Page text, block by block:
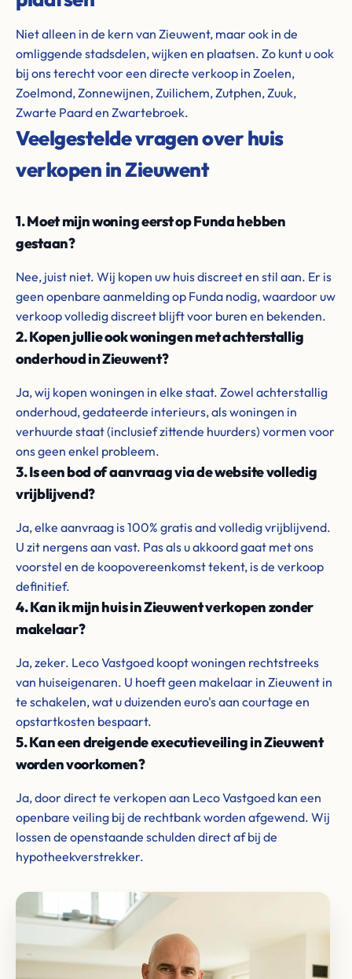
Niet alleen in de kern van Zieuwent, maar ook in de
omliggende stadsdelen, wijken en plaatsen. Zo kunt u ook
bij ons terecht voor een directe verkoop in Zoelen,
Zoelmond, Zonnewijnen, Zuilichem, Zutphen, Zuuk,
Zwarte Paard en Zwartebroek.
Veelgestelde vragen over huis
verkopen in Zieuwent
1. Moet mijn woning eerst op Funda hebben
gestaan?
Nee, juist niet. Wij kopen uw huis discreet en stil aan. Er is
geen openbare aanmelding op Funda nodig, waardoor uw
verkoop volledig discreet blijft voor buren en bekenden.
2. Kopen jullie ook woningen met achterstallig
onderhoud in Zieuwent?
Ja, wij kopen woningen in elke staat. Zowel achterstallig
onderhoud, gedateerde interieurs, als woningen in
verhuurde staat (inclusief zittende huurders) vormen voor
ons geen enkel probleem.
3. Is een bod of aanvraag via de website volledig
vrijblijvend?
Ja, elke aanvraag is 100% gratis and volledig vrijblijvend.
U zit nergens aan vast. Pas als u akkoord gaat met ons
voorstel en de koopovereenkomst tekent, is de verkoop
definitief.
4. Kan ik mijn huis in Zieuwent verkopen zonder
makelaar?
Ja, zeker. Leco Vastgoed koopt woningen rechtstreeks
van huiseigenaren. U hoeft geen makelaar in Zieuwent in
te schakelen, wat u duizenden euro's aan courtage en
opstartkosten bespaart.
5. Kan een dreigende executieveiling in Zieuwent
worden voorkomen?
Ja, door direct te verkopen aan Leco Vastgoed kan een
openbare veiling bij de rechtbank worden afgewend. Wij
lossen de openstaande schulden direct af bij de
hypotheekverstrekker.